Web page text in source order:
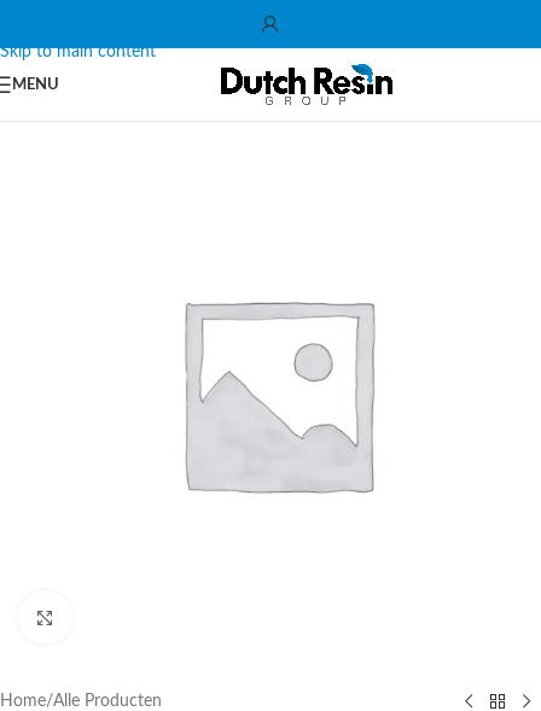
Skip to main content
MENU
Home/Alle Producten